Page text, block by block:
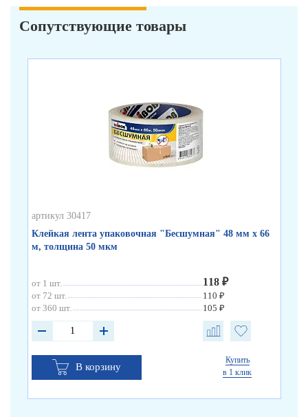
Сопутствующие товары
артикул 30417
Клейкая лента упаковочная "Бесшумная" 48 мм х 66
м, толщина 50 мкм
от 1 шт. 118 ₽
от 72 шт.
110 ₽
от 360 шт.
105 ₽
В корзину
Купить
в 1 клик